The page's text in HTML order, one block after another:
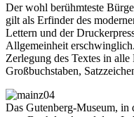
Der wohl berühmteste
gilt als Erfinder des
Lettern und der
Allgemeinheit
Zerlegung des Textes in
Großbuchstaben,
Das Gutenberg-Museum, in